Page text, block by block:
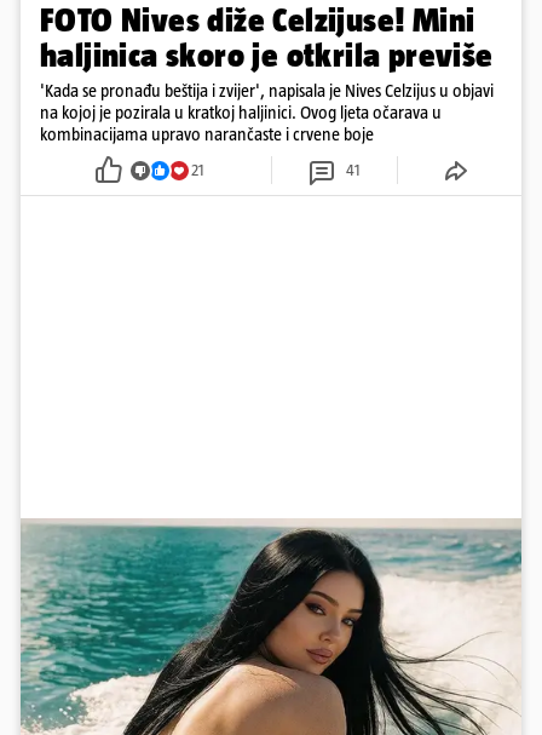
FOTO Nives diže Celzijuse! Mini
haljinica skoro je otkrila previše
'Kada se pronađu beštija i zvijer', napisala je Nives Celzijus u objavi
na kojoj je pozirala u kratkoj haljinici. Ovog ljeta očarava u
kombinacijama upravo narančaste i crvene boje
21 41